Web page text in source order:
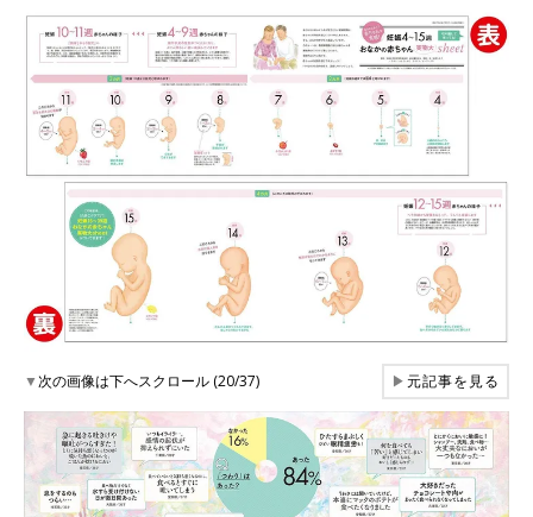
▼次の画像は下へスクロール (20/37) ▶元記事を見る